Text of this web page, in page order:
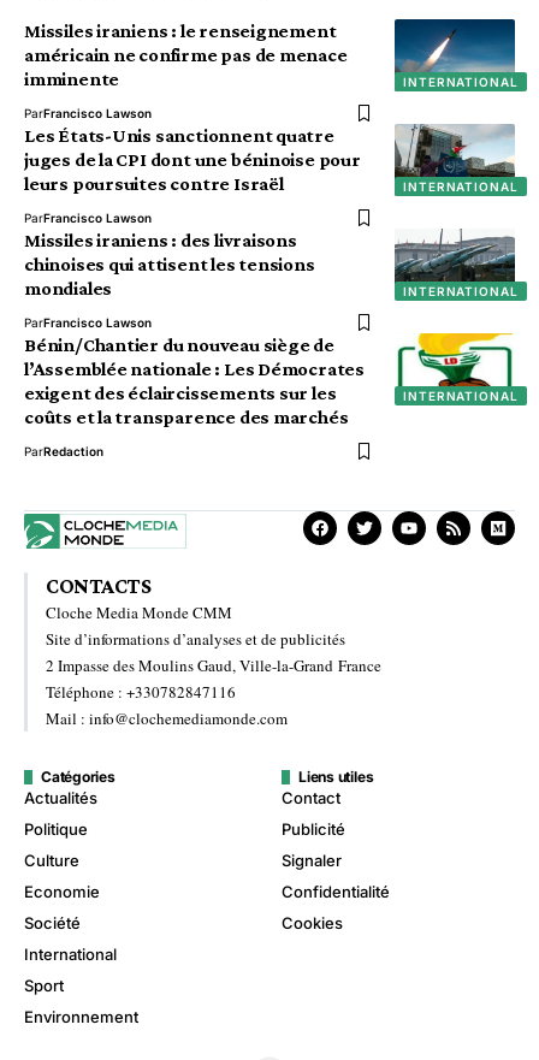
INTERNATIONAL
Missiles iraniens : le renseignement
américain ne confirme pas de menace
imminente
ParFrancisco Lawson
INTERNATIONAL
Les États-Unis sanctionnent quatre
juges de la CPI dont une béninoise pour
leurs poursuites contre Israël
ParFrancisco Lawson
INTERNATIONAL
Missiles iraniens : des livraisons
chinoises qui attisent les tensions
mondiales
ParFrancisco Lawson
INTERNATIONAL
Bénin/Chantier du nouveau siège de
l’Assemblée nationale : Les Démocrates
exigent des éclaircissements sur les
coûts et la transparence des marchés
ParRedaction
CONTACTS
Cloche Media Monde CMM
Site d’informations d’analyses et de publicités
2 Impasse des Moulins Gaud, Ville-la-Grand France
Téléphone : +330782847116
Mail : info@clochemediamonde.com
Catégories
Actualités
Politique
Culture
Economie
Société
International
Sport
Environnement
Liens utiles
Contact
Publicité
Signaler
Confidentialité
Cookies